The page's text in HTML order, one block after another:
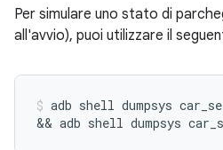
Per simulare uno stato di
all'avvio), puoi utilizzare il
adb shell dumpsys
&& adb shell dumpsys